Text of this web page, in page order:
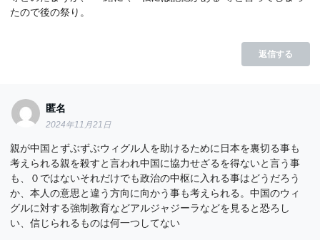
たので後の祭り。
返信する
匿名
2024年11月21日
親が中国とずぶずぶウィグル人を助けるために日本を裏切る事も
考えられる親を殺すと言われ中国に協力せざるを得ないと言う事
も、０ではないそれだけでも政治の中枢に入れる事はどうだろう
か、本人の意思と違う方向に向かう事も考えられる。中国のウィ
グルに対する強制教育などアルジャジーラなどを見ると恐ろし
い、信じられるものは何一つしてない